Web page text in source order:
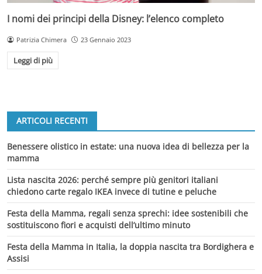
I nomi dei principi della Disney: l’elenco completo
Patrizia Chimera 23 Gennaio 2023
Leggi di più
ARTICOLI RECENTI
Benessere olistico in estate: una nuova idea di bellezza per la
mamma
Lista nascita 2026: perché sempre più genitori italiani
chiedono carte regalo IKEA invece di tutine e peluche
Festa della Mamma, regali senza sprechi: idee sostenibili che
sostituiscono fiori e acquisti dell’ultimo minuto
Festa della Mamma in Italia, la doppia nascita tra Bordighera e
Assisi